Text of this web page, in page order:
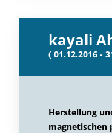
kayali
( 01.12.2016 -
Herstellung
magnetischen